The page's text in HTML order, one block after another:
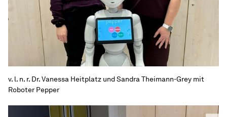
v. l. n. r. Dr. Vanessa Heitplatz und Sandra Theimann-Grey mit
Roboter Pepper